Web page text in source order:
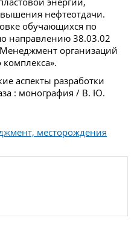
нефтеотдачи.
обучающихся по
направлению 38.03.02
организаций
комплекса».
аспекты разработки
: монография / В. Ю.
месторождения